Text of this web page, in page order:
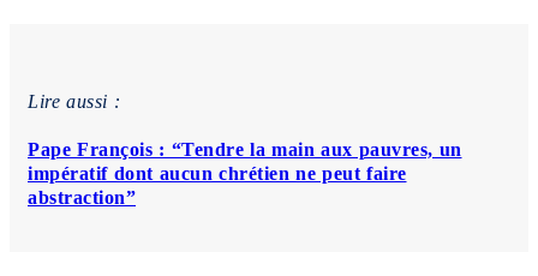
Lire aussi :
Pape François : “Tendre la main aux pauvres, un
impératif dont aucun chrétien ne peut faire
abstraction”